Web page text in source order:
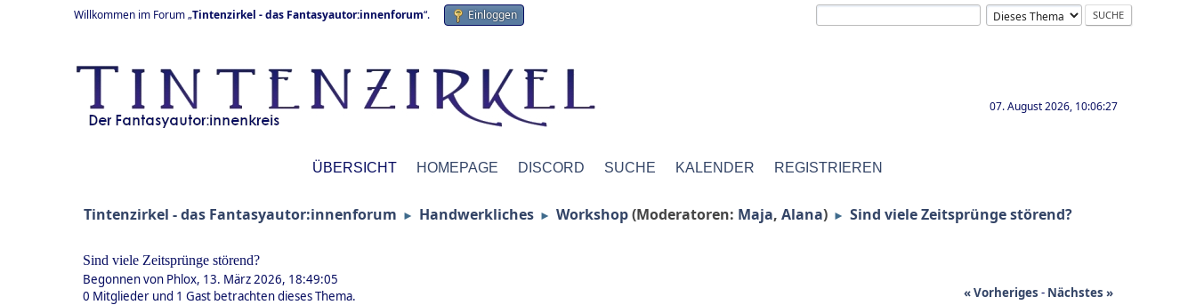
Willkommen im Forum „Tintenzirkel - das Fantasyautor:innenforum“. Einloggen
07. August 2026, 10:06:27
ÜBERSICHT HOMEPAGE DISCORD SUCHE KALENDER REGISTRIEREN
Tintenzirkel - das Fantasyautor:innenforum ► Handwerkliches ► Workshop(Moderatoren: Maja, Alana) ► Sind viele Zeitsprünge störend?
Sind viele Zeitsprünge störend?
Begonnen von Phlox, 13. März 2026, 18:49:05
« Vorheriges - Nächstes »
0 Mitglieder und 1 Gast betrachten dieses Thema.